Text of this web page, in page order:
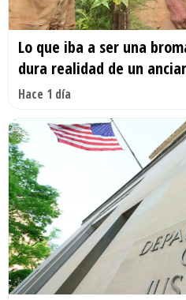
Lo que iba a ser una
dura realidad de un
Hace 1 día